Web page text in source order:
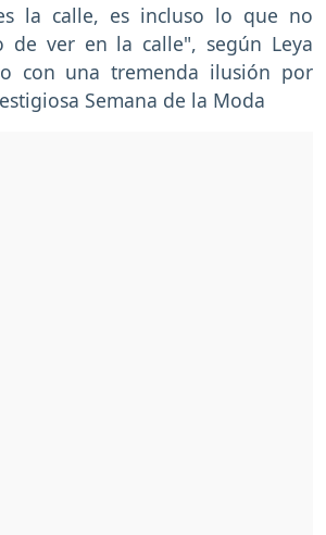
la calle, es incluso lo que no
de ver en la calle", según Leya
con una tremenda ilusión por
Semana de la Moda